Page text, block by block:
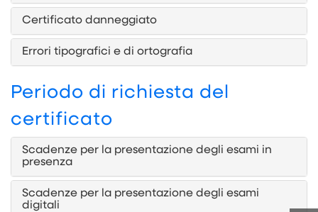
Certificato danneggiato
Errori tipografici e di ortografia
Periodo di richiesta del
certificato
Scadenze per la presentazione degli esami in
presenza
Scadenze per la presentazione degli esami
digitali